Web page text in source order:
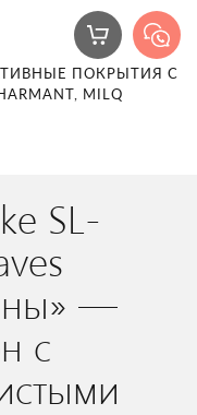
ПОКРЫТИЯ С
MILQ
SL-
—
с